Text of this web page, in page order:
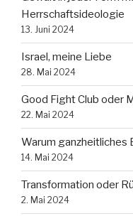
Herrschaftsideologie
13. Juni 2024
Israel, meine Liebe
28. Mai 2024
Good Fight Club oder
22. Mai 2024
Warum
14. Mai 2024
Transformation oder
2. Mai 2024